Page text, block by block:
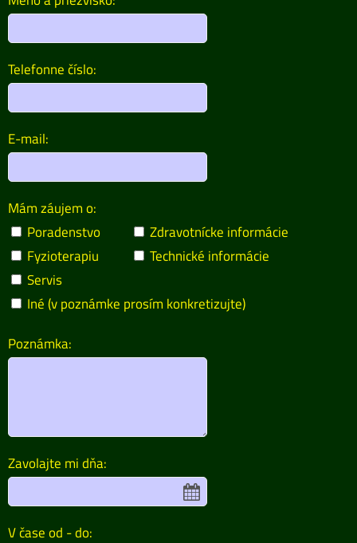
Telefonne číslo:
E-mail:
Mám záujem o:
Poradenstvo
Zdravotnícke informácie
Fyzioterapiu
Technické informácie
Servis
Iné (v poznámke prosím konkretizujte)
Poznámka:
Zavolajte mi dňa:
V čase od - do: